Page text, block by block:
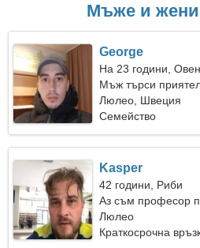
Мъже и
George
На 23 години, Овен
Мъж търси
Люлео, Швеция
Семейство
Kasper
42 години, Риби
Аз съм професор
красива жена
Люлео
Краткосрочна